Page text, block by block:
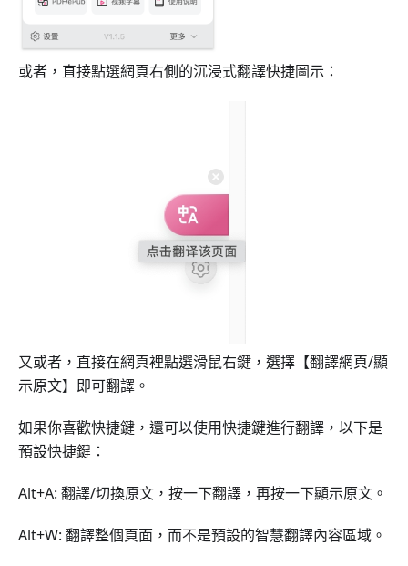
或者，直接點選網頁右側的沉浸式翻譯快捷圖示：
又或者，直接在網頁裡點選滑鼠右鍵，選擇【翻譯網頁/顯
示原文】即可翻譯。
如果你喜歡快捷鍵，還可以使用快捷鍵進行翻譯，以下是
預設快捷鍵：
Alt+A: 翻譯/切換原文，按一下翻譯，再按一下顯示原文。
Alt+W: 翻譯整個頁面，而不是預設的智慧翻譯內容區域。